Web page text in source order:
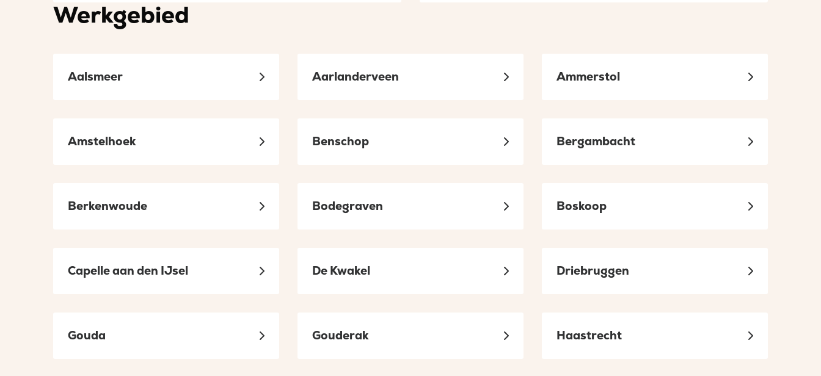
sociaal
nieuw
sociaal
in
nieuw
Werkgebied
Aalsmeer Aarlanderveen Ammerstol
Amstelhoek Benschop Bergambacht
Berkenwoude Bodegraven Boskoop
Capelle aan den IJsel De Kwakel Driebruggen
Gouda Gouderak Haastrecht